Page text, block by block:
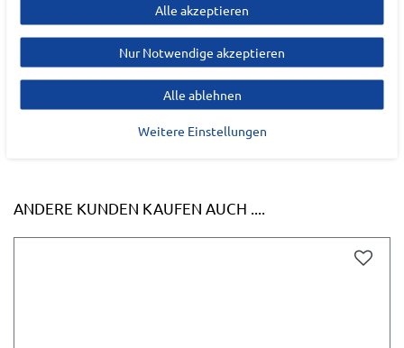
serviceinfo@onlineshop.adidas.com
ANDERE KUNDEN KAUFEN AUCH ....
Alle akzeptieren
Nur Notwendige akzeptieren
Alle ablehnen
Weitere Einstellungen